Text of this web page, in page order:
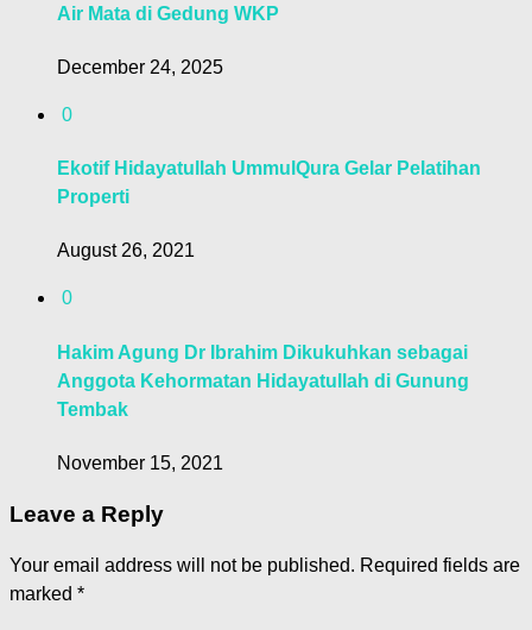
Air Mata di Gedung WKP
December 24, 2025
0
Ekotif Hidayatullah UmmulQura Gelar Pelatihan
Properti
August 26, 2021
0
Hakim Agung Dr Ibrahim Dikukuhkan sebagai
Anggota Kehormatan Hidayatullah di Gunung
Tembak
November 15, 2021
Leave a Reply
Your email address will not be published. Required fields are
marked *